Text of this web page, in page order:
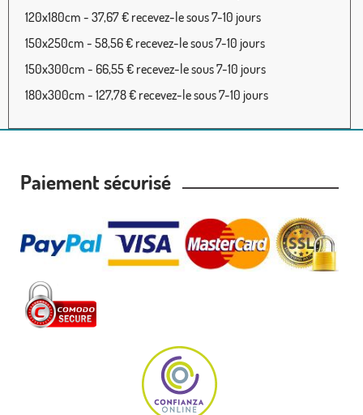
120x180cm - 37,67 € recevez-le sous 7-10 jours
150x250cm - 58,56 € recevez-le sous 7-10 jours
150x300cm - 66,55 € recevez-le sous 7-10 jours
180x300cm - 127,78 € recevez-le sous 7-10 jours
Paiement sécurisé